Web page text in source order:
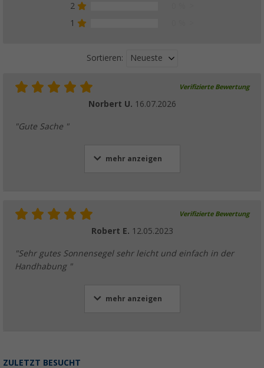
2
1
Sortieren: Neueste
Verifizierte Bewertung
Norbert U. 16.07.2026
"Gute Sache "
mehr anzeigen
Verifizierte Bewertung
Robert E. 12.05.2023
"Sehr gutes Sonnensegel sehr leicht und einfach in der
Handhabung "
mehr anzeigen
ZULETZT BESUCHT